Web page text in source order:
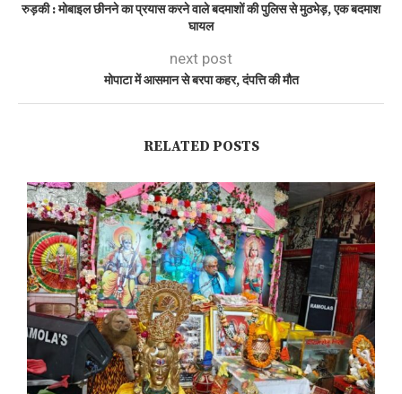
रुड़की : मोबाइल छीनने का प्रयास करने वाले बदमाशों की पुलिस से मुठभेड़, एक बदमाश
घायल
next post
मोपाटा में आसमान से बरपा कहर, दंपत्ति की मौत
RELATED POSTS